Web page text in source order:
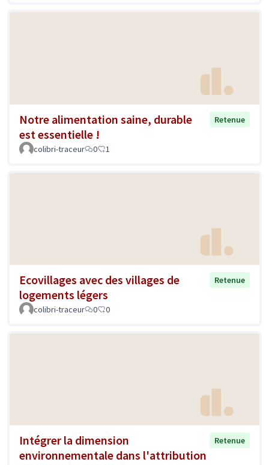
Notre alimentation saine, durable
est essentielle !
Retenue
colibri-traceur 0 1
Ecovillages avec des villages de
logements légers
Retenue
colibri-traceur 0 0
Intégrer la dimension
environnementale dans l'attribution
Retenue